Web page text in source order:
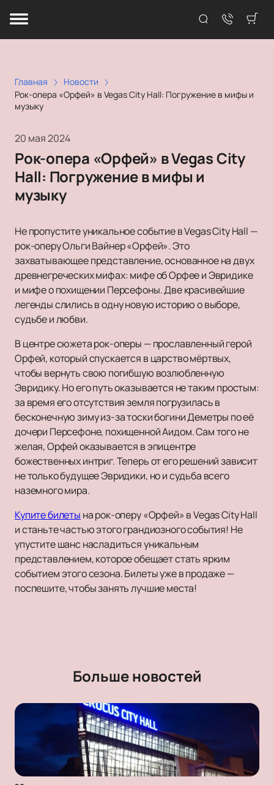
Главная
Новости
Рок-опера «Орфей» в Vegas City Hall: Погружение в мифы и
музыку
20 мая 2024
Рок-опера «Орфей» в Vegas City
Hall: Погружение в мифы и
музыку
Не пропустите уникальное событие в Vegas City Hall —
рок-оперу Ольги Вайнер «Орфей». Это
захватывающее представление, основанное на двух
древнегреческих мифах: мифе об Орфее и Эвридике
и мифе о похищении Персефоны. Две красивейшие
легенды слились в одну новую историю о выборе,
судьбе и любви.
В центре сюжета рок-оперы — прославленный герой
Орфей, который спускается в царство мёртвых,
чтобы вернуть свою погибшую возлюбленную
Эвридику. Но его путь оказывается не таким простым:
за время его отсутствия земля погрузилась в
бесконечную зиму из-за тоски богини Деметры по её
дочери Персефоне, похищенной Аидом. Сам того не
желая, Орфей оказывается в эпицентре
божественных интриг. Теперь от его решений зависит
не только будущее Эвридики, но и судьба всего
наземного мира.
Купите билеты на рок-оперу «Орфей» в Vegas City Hall
и станьте частью этого грандиозного события! Не
упустите шанс насладиться уникальным
представлением, которое обещает стать ярким
событием этого сезона. Билеты уже в продаже —
поспешите, чтобы занять лучшие места!
Больше новостей